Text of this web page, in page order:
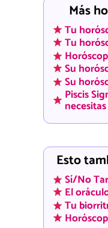
Más
Tu
Tu
Su
Su
Piscis
Esto
Sí/No
El
Tu